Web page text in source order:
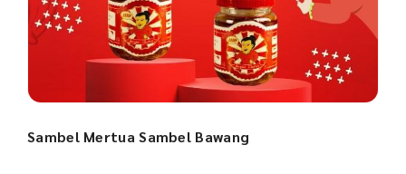
Sambel Mertua Sambel Bawang